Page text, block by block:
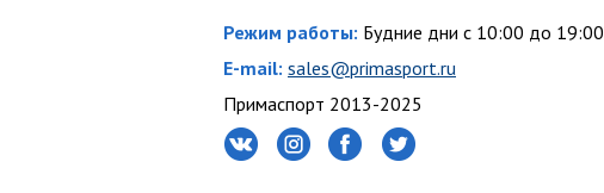
Режим работы: Будние дни с 10:00 до 19:00
E-mail: sales@primasport.ru
Примаспорт 2013-2025